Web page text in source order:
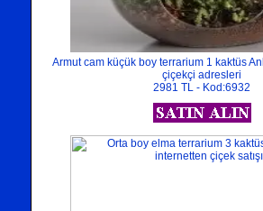
Armut cam küçük boy terrarium 1 kaktüs
çiçekçi adresleri
2981 TL - Kod:6932